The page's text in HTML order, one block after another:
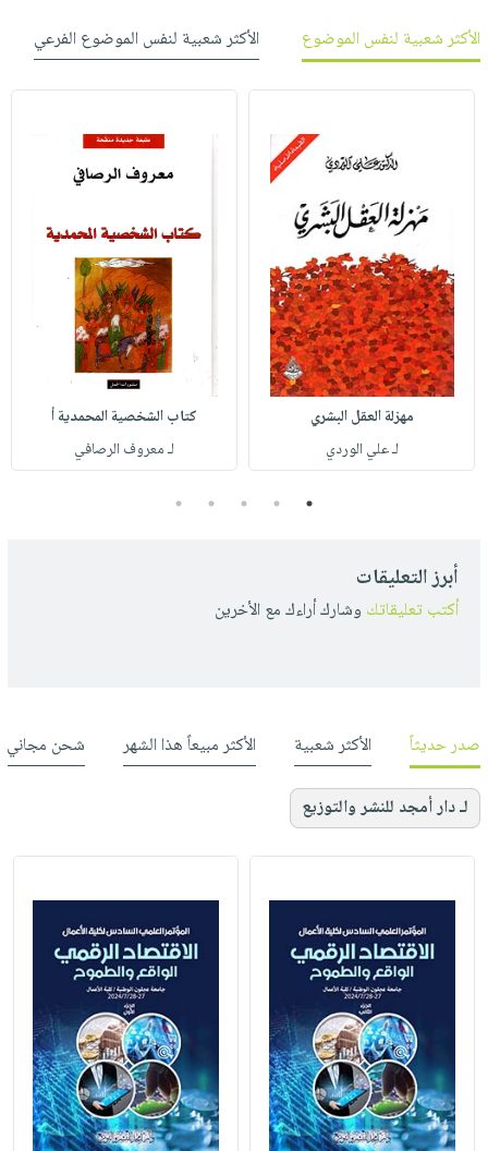
الأكثر شعبية لنفس الموضوع
الأكثر شعبية لنفس الموضوع الفرعي
مهزلة العقل البشري
لـ علي الوردي
كتاب الشخصية المحمدية أ
لـ معروف الرصافي
1
2
3
4
5
أبرز التعليقات
أكتب تعليقاتك وشارك أراءك مع الأخرين
صدر حديثاً الأكثر شعبية الأكثر مبيعاً هذا الشهر شحن مجاني
لـ دار أمجد للنشر والتوزيع